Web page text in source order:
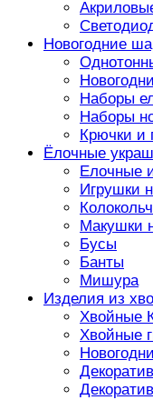
Новогодние
Наборы
Наборы
Крючки и
Ёлочные
Елочные
Игрушки
Макушки
Бусы
Банты
Мишура
Изделия из
Хвойные
Хвойные